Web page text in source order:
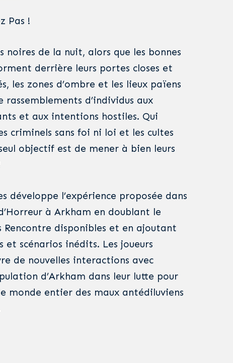
Pas !
noires de la nuit, alors que les bonnes
derrière leurs portes closes et
les zones d’ombre et les lieux païens
d’individus aux
et aux intentions hostiles. Qui
criminels sans foi ni loi et les cultes
objectif est de mener à bien leurs
développe l’expérience proposée dans
à Arkham en doublant le
Rencontre disponibles et en ajoutant
et scénarios inédits. Les joueurs
de nouvelles interactions avec
d’Arkham dans leur lutte pour
monde entier des maux antédiluviens